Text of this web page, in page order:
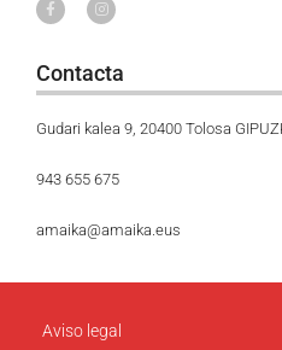
Contacta
Gudari kalea 9, 20400 Tolosa
943 655 675
amaika@amaika.eus
Aviso legal